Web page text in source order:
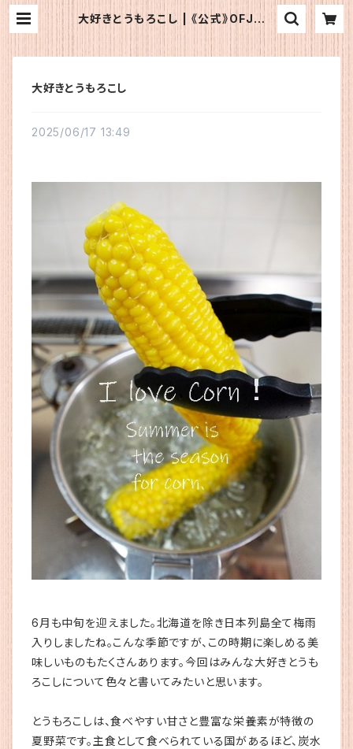
大好きとうもろこし | 《公式》OFJショ
大好きとうもろこし
2025/06/17 13:49
6月も中旬を迎えました。北海道を除き日本列島全て梅雨
入りしましたね。こんな季節ですが、この時期に楽しめる美
味しいものもたくさんあります。今回はみんな大好きとうも
ろこしについて色々と書いてみたいと思います。
とうもろこしは、食べやすい甘さと豊富な栄養素が特徴の
夏野菜です。主食として食べられている国があるほど、炭水